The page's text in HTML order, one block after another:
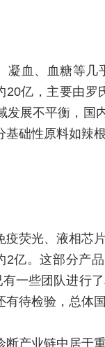
凝血、血糖等
亿，主要由
发展不平衡，
础性原料如辣
荧光、液相芯
亿。这部分产
一些团队进行
待检验，总体
产业链中居于